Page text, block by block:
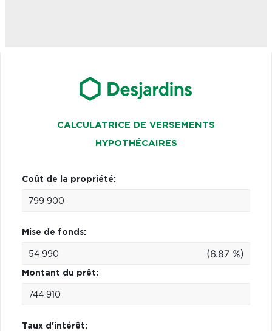
CALCULATRICE DE VERSEMENTS
HYPOTHÉCAIRES
Coût de la propriété:
Mise de fonds:
(6.87 %)
Montant du prêt:
Taux d'intérêt: